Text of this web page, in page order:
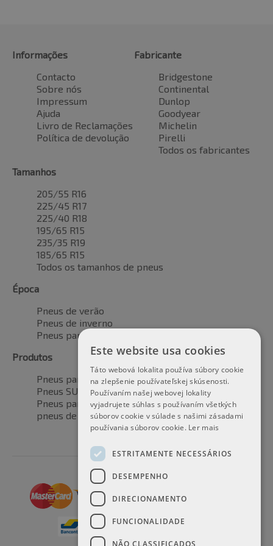
Informações
Contacto
Sobre nós
Impressum
Ajuda
Livro de Reclamações
Política de devolução
Fabricante
Bridgestone
Continental
Dunlop
Goodyear
Michelin
Pirelli
Todos os fabricantes
Tamanhos
205/55 R16
225/45 R17
225/40 R18
195/65 R15
235/35 R19
185/65 R15
Todos os tamanhos de pneus
Época
Pneus de verão
Pneus de inverno
Pneus para todas as estações
Produtos
Pneus para automóveis
Pneus SUV / 4x4
Pneus para veículos de transporte
pneus de motocicleta
Este website usa cookies
Táto webová lokalita používa súbory cookie
na zlepšenie používateľskej skúsenosti.
Používaním našej webovej lokality
vyjadrujete súhlas s používaním všetkých
súborov cookie v súlade s našimi zásadami
používania súborov cookie. Ler mais
ESTRITAMENTE NECESSÁRIOS
DESEMPENHO
DIRECIONAMENTO
FUNCIONALIDADE
NÃO CLASSIFICADOS